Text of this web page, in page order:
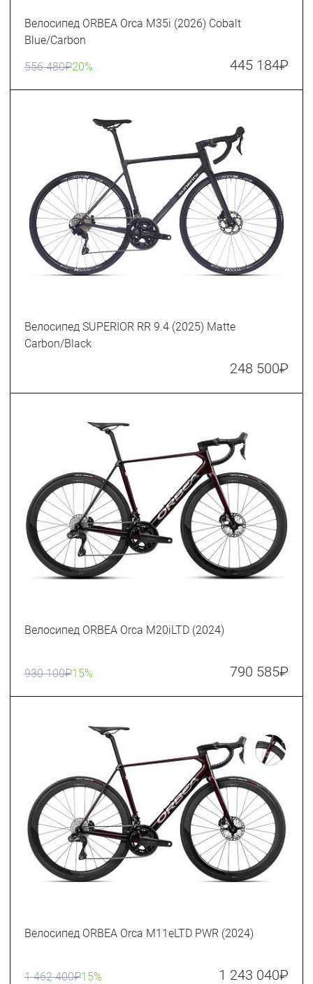
Велосипед ORBEA Orca M35i (2026) Cobalt
Blue/Carbon
556 480₽20% 445 184₽
Велосипед SUPERIOR RR 9.4 (2025) Matte
Carbon/Black
248 500₽
Велосипед ORBEA Orca M20iLTD (2024)
930 100₽15% 790 585₽
Велосипед ORBEA Orca M11eLTD PWR (2024)
1 462 400₽15% 1 243 040₽